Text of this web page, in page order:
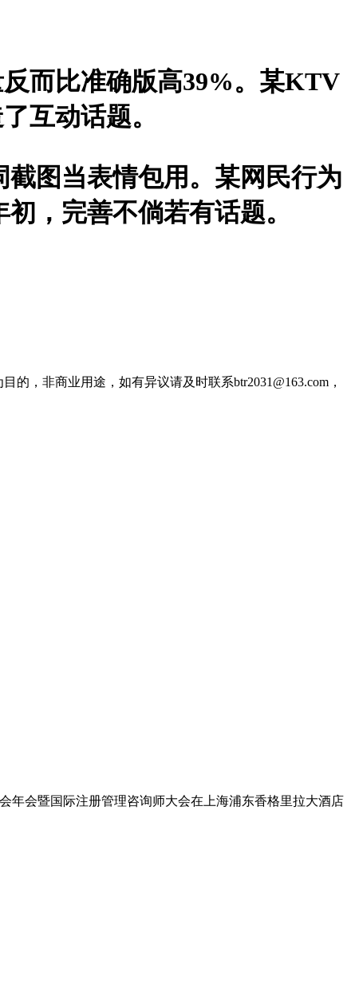
而比准确版高39%。某KTV
互动话题。
图当表情包用。某网民行为
，完善不倘若有话题。
，非商业用途，如有异议请及时联系btr2031@163.com，
年会暨国际注册管理咨询师大会在上海浦东香格里拉大酒店